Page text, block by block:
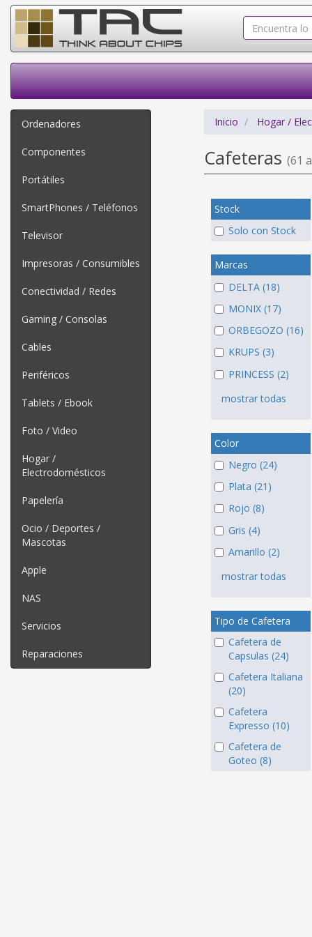
Ordenadores
Componentes
Portátiles
SmartPhones / Teléfonos
Televisor
Impresoras / Consumibles
Conectividad / Redes
Gaming / Consolas
Cables
Periféricos
Tablets / Ebook
Foto / Video
Hogar /
Electrodomésticos
Papelería
Ocio / Deportes /
Mascotas
Apple
NAS
Servicios
Reparaciones
Inicio Hogar /
Cafeteras (61
Stock
Solo con Stock
Marcas
DELTA (18)
MONIX (17)
ORBEGOZO (16)
KRUPS (3)
PRINCESS (2)
mostrar todas
Color
Negro (24)
Plata (21)
Rojo (8)
Gris (4)
Amarillo (2)
mostrar todas
Tipo de Cafetera
Cafetera de
Capsulas (24)
Cafetera Italiana
(20)
Cafetera
Expresso (10)
Cafetera de
Goteo (8)